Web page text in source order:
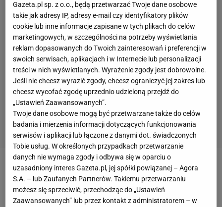
Zobacz wideoKara za obrazę sędziego? Rostkowski:
Jedna literka w słowie może wiele zmienić
Gazeta.pl sp. z o.o., będą przetwarzać Twoje dane osobowe
takie jak adresy IP, adresy e-mail czy identyfikatory plików
cookie lub inne informacje zapisane w tych plikach do celów
marketingowych, w szczególności na potrzeby wyświetlania
reklam dopasowanych do Twoich zainteresowań i preferencji w
swoich serwisach, aplikacjach i w Internecie lub personalizacji
treści w nich wyświetlanych. Wyrażenie zgody jest dobrowolne.
Jeśli nie chcesz wyrazić zgody, chcesz ograniczyć jej zakres lub
chcesz wycofać zgodę uprzednio udzieloną przejdź do
„Ustawień Zaawansowanych”.
Twoje dane osobowe mogą być przetwarzane także do celów
badania i mierzenia informacji dotyczących funkcjonowania
serwisów i aplikacji lub łączone z danymi dot. świadczonych
Tobie usług. W określonych przypadkach przetwarzanie
danych nie wymaga zgody i odbywa się w oparciu o
uzasadniony interes Gazeta.pl, jej spółki powiązanej – Agora
S.A. – lub Zaufanych Partnerów. Takiemu przetwarzaniu
możesz się sprzeciwić, przechodząc do „Ustawień
Zaawansowanych” lub przez kontakt z administratorem – w